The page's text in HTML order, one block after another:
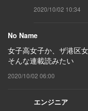
2020/10/02 10:34
No Name
女子高女子か、ザ港区
そんな連載読みたい
2020/10/02 06:00
エンジニア